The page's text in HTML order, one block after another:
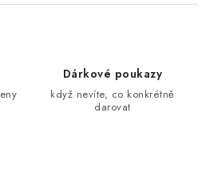
Dárkové poukazy
když nevíte, co konkrétně
darovat